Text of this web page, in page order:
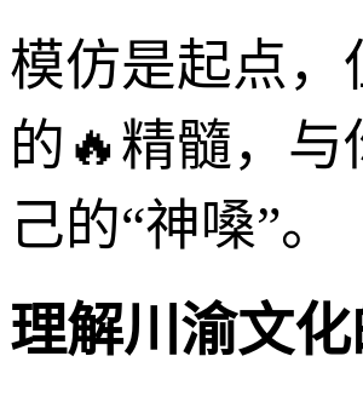
模仿是起点
的🔥精髓，
己的“神嗓”。
理解川渝文